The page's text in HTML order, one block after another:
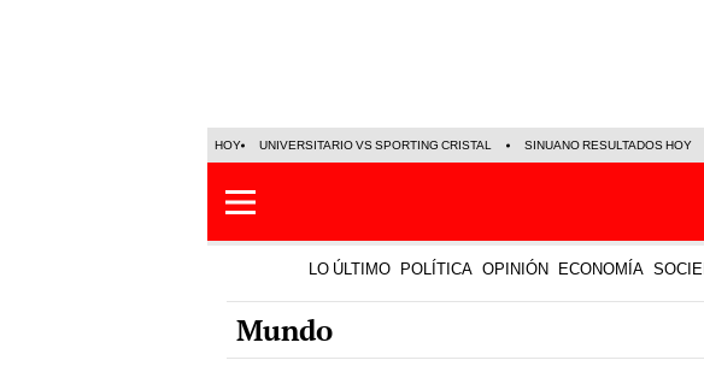
HOY UNIVERSITARIO VS SPORTING CRISTAL SINUANO RESULTADOS HOY
LO ÚLTIMO POLÍTICA OPINIÓN ECONOMÍA
Mundo